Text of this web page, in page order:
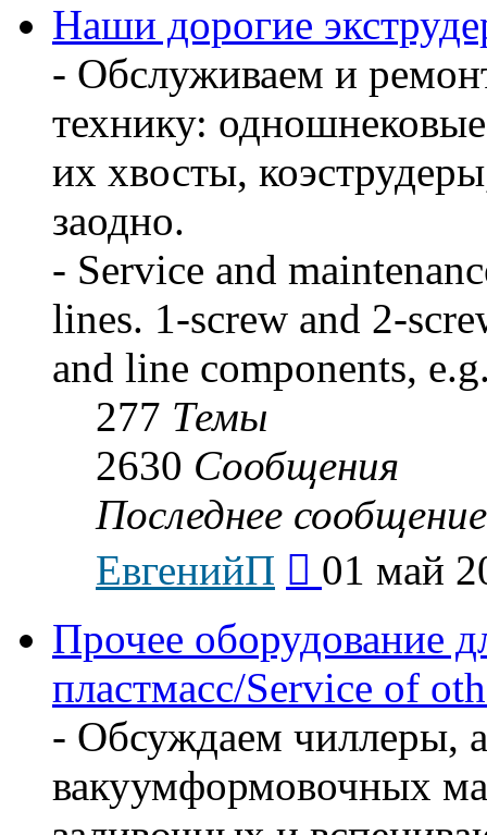
Наши дорогие
- Обслуживаем и
технику:
их хвосты,
заодно.
- Service and
lines. 1-screw and 2-
and line components,
277 Темы
2630 Сообщения
Последнее сообщение
ЕвгенийП
последнему
01 май
Прочее оборудование
пластмасс/Service of
- Обсуждаем чиллеры,
вакуумформовочных